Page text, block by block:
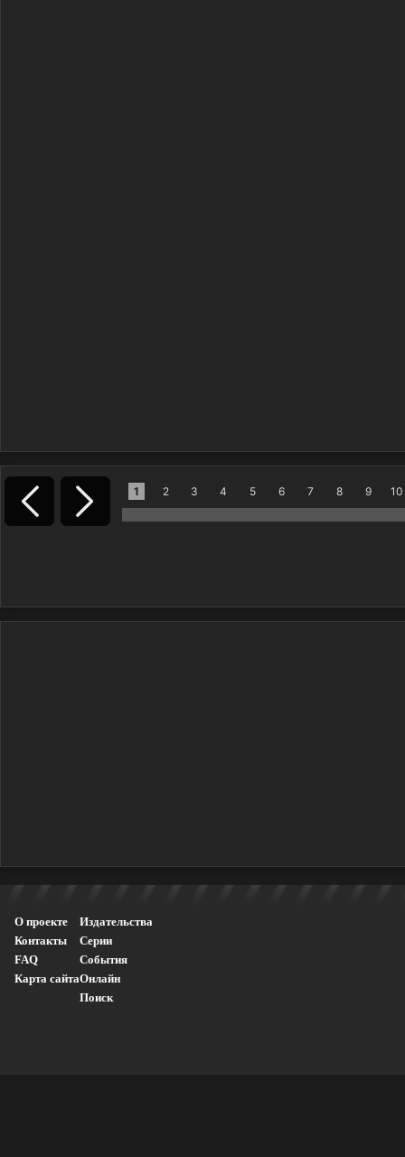
1 2 3 4 5 6 7 8 9 10
О проекте
Контакты
FAQ
Карта сайта
Издательства
Серии
События
Онлайн
Поиск